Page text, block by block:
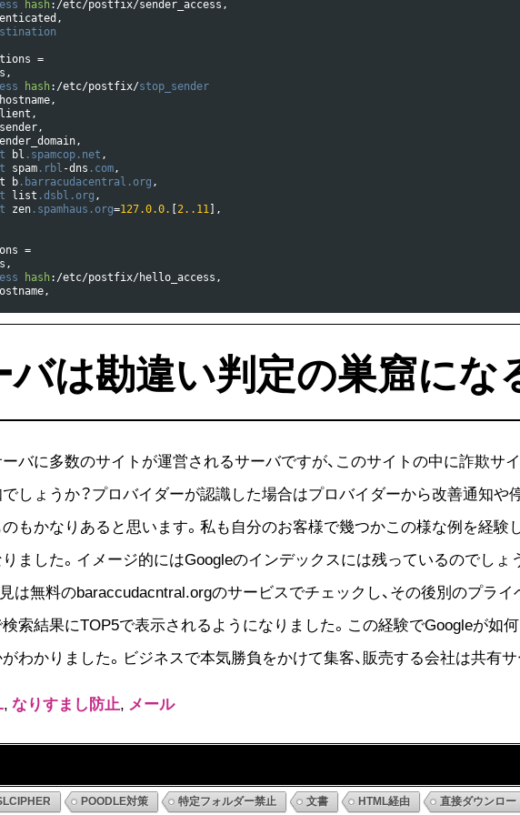
hash : /etc/postfix/sender_access ,
,
=
,
hash : /etc/postfix/stop_sender
,
,
,
,
bl .spamcop .net ,
spam .rbl -dns .com,
b .barracudacentral .org ,
list .dsbl .org ,
zen .spamhaus .org=127.0.0. 2..11
,
=
,
hash : /etc/postfix/hello_access ,
,
は勘違い判定の巣窟にな
バに多数のサイトが運営されるサーバですが、このサイトの中に詐欺サ
しょうか？プロバイダーが認識した場合はプロバイダーから改善通知や
もかなりあると思います。私も自分のお客様で幾つかこの様な例を経験
ました。イメージ的にはGoogleのインデックスには残っているのでしょ
は無料のbaraccudacntral.orgのサービスでチェックし、その後別のプラ
索結果にTOP5で表示されるようになりました。この経験でGoogleが如
わかりました。ビジネスで本気勝負をかけて集客、販売する会社は共有
, なりすまし防止, メール
POODLE対策 特定フォルダー禁止 文書 HTML経由 直接ダウンロー